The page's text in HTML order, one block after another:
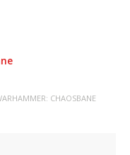
CHAOSBANE